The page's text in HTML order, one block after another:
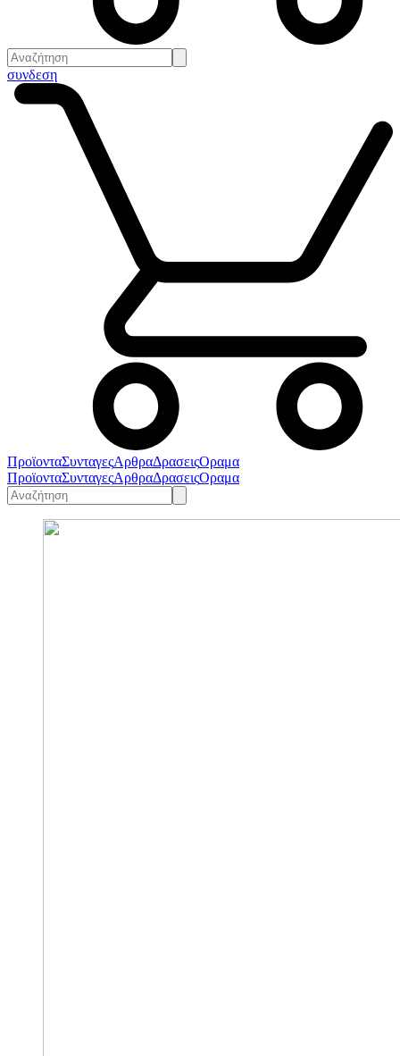
συνδεση
ΠροϊονταΣυνταγεςΑρθραΔρασειςΟραμα
ΠροϊονταΣυνταγεςΑρθραΔρασειςΟραμα